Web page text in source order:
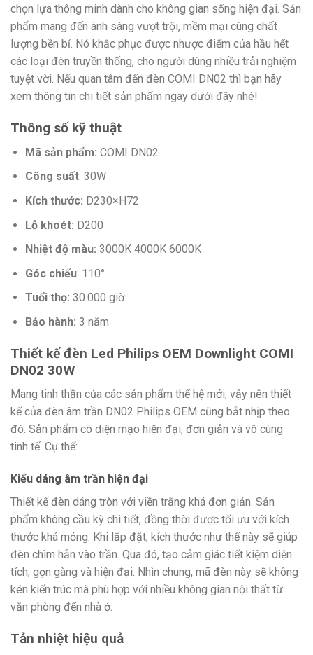
chọn lựa thông minh dành cho không gian sống hiện đại. Sản
phẩm mang đến ánh sáng vượt trội, mềm mại cùng chất
lượng bền bỉ. Nó khắc phục được nhược điểm của hầu hết
các loại đèn truyền thống, cho người dùng nhiều trải nghiệm
tuyệt vời. Nếu quan tâm đến đèn COMI DN02 thì bạn hãy
xem thông tin chi tiết sản phẩm ngay dưới đây nhé!
Thông số kỹ thuật
Mã sản phẩm: COMI DN02
Công suất: 30W
Kích thước: D230×H72
Lỗ khoét: D200
Nhiệt độ màu: 3000K 4000K 6000K
Góc chiếu: 110°
Tuổi thọ: 30.000 giờ
Bảo hành: 3 năm
Thiết kế đèn Led Philips OEM Downlight COMI
DN02 30W
Mang tinh thần của các sản phẩm thế hệ mới, vậy nên thiết
kế của đèn âm trần DN02 Philips OEM cũng bắt nhịp theo
đó. Sản phẩm có diện mạo hiện đại, đơn giản và vô cùng
tinh tế. Cụ thể:
Kiểu dáng âm trần hiện đại
Thiết kế đèn dáng tròn với viền trắng khá đơn giản. Sản
phẩm không cầu kỳ chi tiết, đồng thời được tối ưu với kích
thước khá mỏng. Khi lắp đặt, kích thước như thế này sẽ giúp
đèn chìm hẳn vào trần. Qua đó, tạo cảm giác tiết kiệm diện
tích, gọn gàng và hiện đại. Nhìn chung, mã đèn này sẽ không
kén kiến trúc mà phù hợp với nhiều không gian nội thất từ
văn phòng đến nhà ở.
Tản nhiệt hiệu quả